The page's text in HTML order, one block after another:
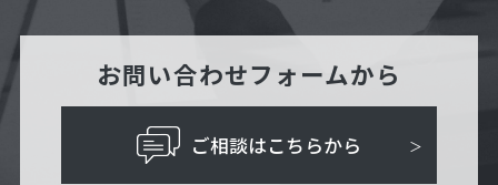
お問い合わせフォームから
ご相談はこちらから